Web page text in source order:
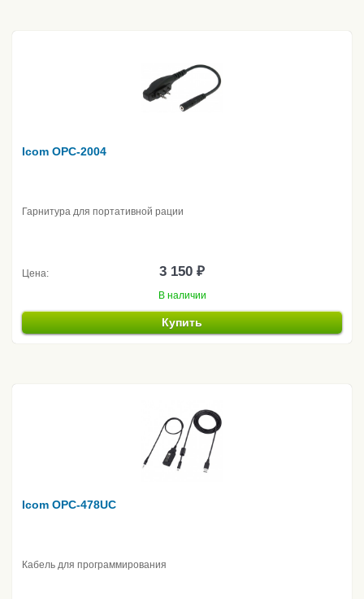
Icom OPC-2004
Гарнитура для портативной рации
Цена: 3 150 ₽
В наличии
Купить
Icom OPC-478UC
Кабель для программирования